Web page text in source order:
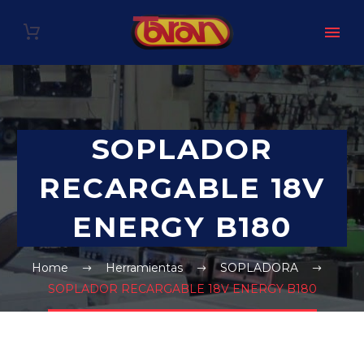
SOPLADOR
RECARGABLE 18V
ENERGY B180
Home Herramientas
SOPLADORA
SOPLADOR RECARGABLE 18V ENERGY B180